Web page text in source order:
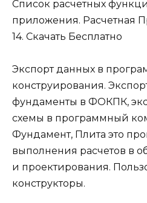
Список расчетных
приложения. Расчетная
14. Скачать Бесплатно
Экспорт данных в
конструирования.
фундаменты в ФОКПК,
схемы в программный
Фундамент, Плита это
выполнения расчетов в
и проектирования.
конструкторы.